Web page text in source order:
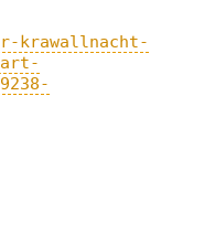
krawallnacht-